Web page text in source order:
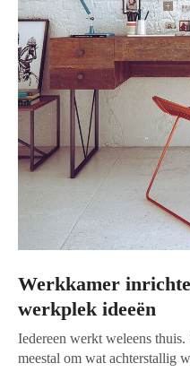
Werkkamer
werkplek ideeën
Iedereen werkt weleens
meestal om wat achterstallig